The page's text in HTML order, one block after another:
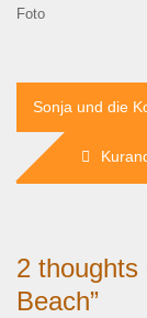
Sonja und die
2 thoughts
Beach”